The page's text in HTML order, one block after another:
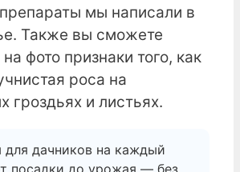
мы написали в
Также вы сможете
фото признаки того, как
роса на
гроздьях и листьях.
для дачников на каждый
посадки до урожая — без